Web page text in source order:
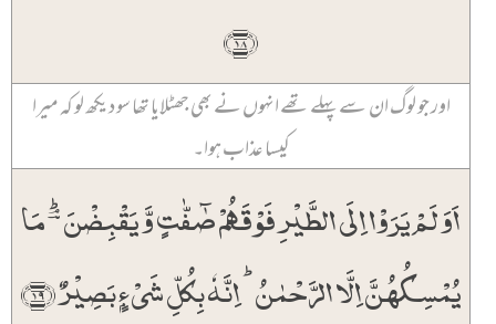
﴿۱۸﴾
اور جو لوگ ان سے پہلے تھے انہوں نے بھی جھٹلایا تھا سو دیکھ لو کہ میرا
کیسا عذاب ہوا۔
اَوَ لَمۡ یَرَوۡا اِلَی الطَّیۡرِ فَوۡقَہُمۡ صٰٓفّٰتٍ وَّ یَقۡبِضۡنَ ؔۘؕ مَا
یُمۡسِکُہُنَّ اِلَّا الرَّحۡمٰنُ ؕ اِنَّہٗ بِکُلِّ شَیۡءٍۭ بَصِیۡرٌ ﴿۱۹﴾